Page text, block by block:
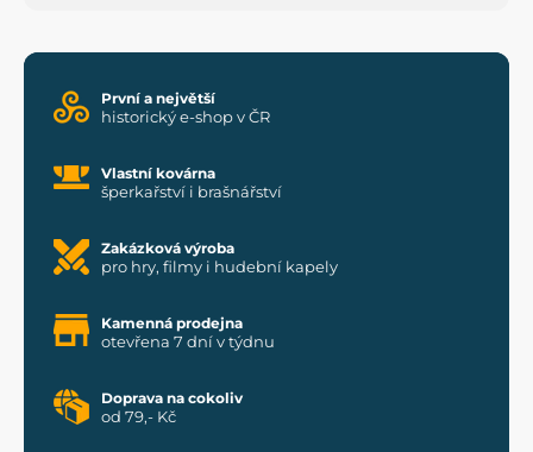
První a největší
historický e-shop v ČR
Vlastní kovárna
šperkařství i brašnářství
Zakázková výroba
pro hry, filmy i hudební kapely
Kamenná prodejna
otevřena 7 dní v týdnu
Doprava na cokoliv
od 79,- Kč